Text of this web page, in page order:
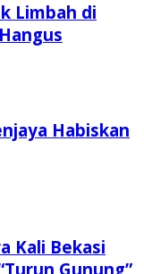
Limbah di
Habiskan
Kali Bekasi
Gunung”